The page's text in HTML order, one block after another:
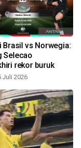
Brasil vs Norwegia:
Selecao
rekor buruk
Juli 2026